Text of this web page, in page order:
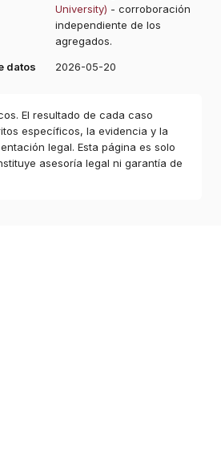
University) - corroboración
independiente de los
agregados.
datos
2026-05-20
El resultado de cada caso
específicos, la evidencia y la
legal. Esta página es solo
asesoría legal ni garantía de